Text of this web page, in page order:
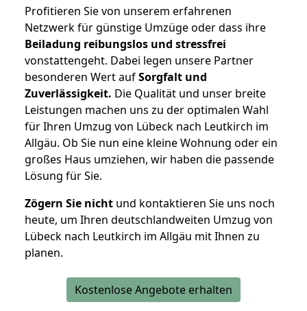
Profitieren Sie von unserem erfahrenen
Netzwerk für günstige Umzüge oder dass ihre
Beiladung reibungslos und stressfrei
vonstattengeht. Dabei legen unsere Partner
besonderen Wert aufSorgfalt und
Zuverlässigkeit. Die Qualität und unser breite
Leistungen machen uns zu der optimalen Wahl
für Ihren Umzug von Lübeck nach Leutkirch im
Allgäu. Ob Sie nun eine kleine Wohnung oder ein
großes Haus umziehen, wir haben die passende
Lösung für Sie.
Zögern Sie nicht und kontaktieren Sie uns noch
heute, um Ihren deutschlandweiten Umzug von
Lübeck nach Leutkirch im Allgäu mit Ihnen zu
planen.
Kostenlose Angebote erhalten